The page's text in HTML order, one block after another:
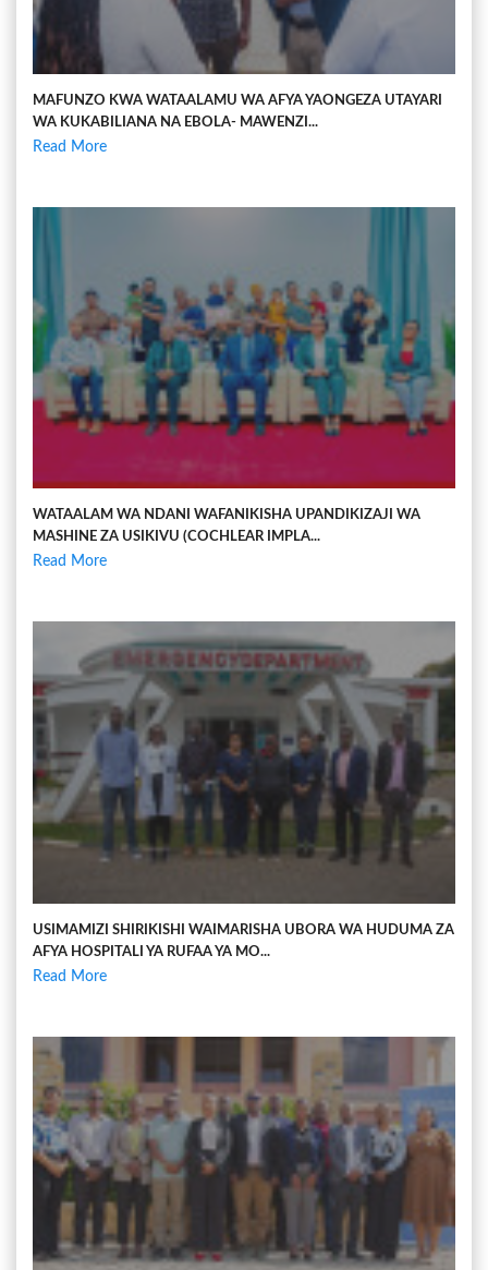
MAFUNZO KWA WATAALAMU WA AFYA YAONGEZA UTAYARI
WA KUKABILIANA NA EBOLA- MAWENZI...
Read More
WATAALAM WA NDANI WAFANIKISHA UPANDIKIZAJI WA
MASHINE ZA USIKIVU (COCHLEAR IMPLA...
Read More
USIMAMIZI SHIRIKISHI WAIMARISHA UBORA WA HUDUMA ZA
AFYA HOSPITALI YA RUFAA YA MO...
Read More